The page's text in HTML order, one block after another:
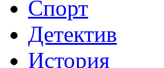
Спорт
Детектив
История